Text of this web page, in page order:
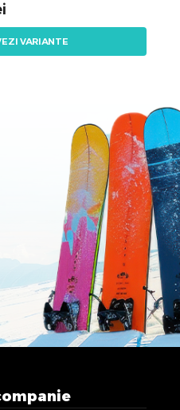
VARIANTE